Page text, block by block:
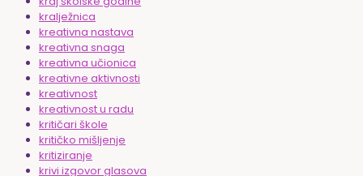
kralježnica
kreativna nastava
kreativna snaga
kreativna učionica
kreativne aktivnosti
kreativnost
kreativnost u radu
kritičari škole
kritičko mišljenje
kritiziranje
krivi izgovor glasova